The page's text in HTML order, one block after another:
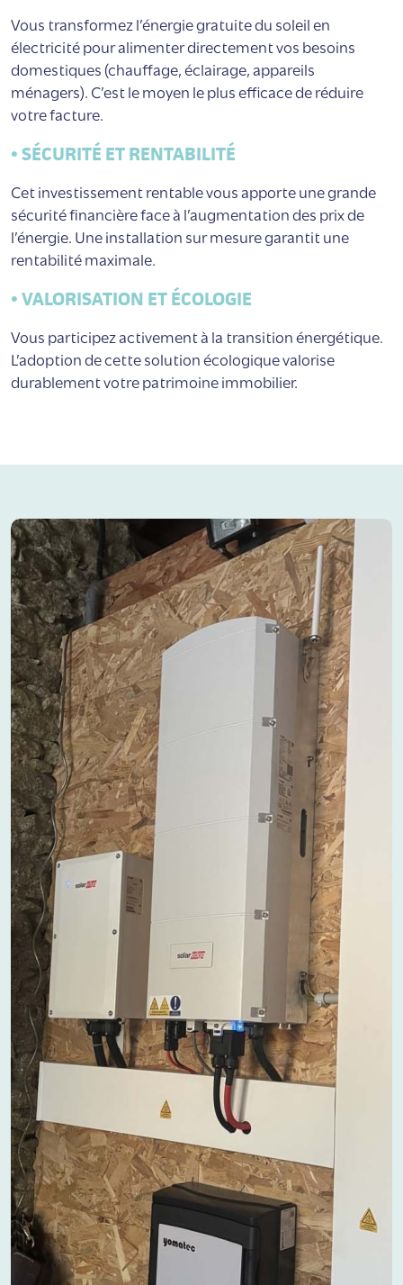
Vous transformez l’énergie gratuite du soleil en
électricité pour alimenter directement vos besoins
domestiques (chauffage, éclairage, appareils
ménagers). C’est le moyen le plus efficace de réduire
votre facture.
•SÉCURITÉ ET RENTABILITÉ
Cet investissement rentable vous apporte une grande
sécurité financière face à l’augmentation des prix de
l’énergie. Une installation sur mesure garantit une
rentabilité maximale.
•VALORISATION ET ÉCOLOGIE
Vous participez activement à la transition énergétique.
L’adoption de cette solution écologique valorise
durablement votre patrimoine immobilier.